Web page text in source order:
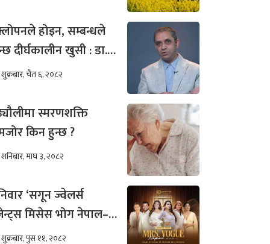
होइन, सम्बन्धले
दीर्घकालीन खुसी : डा.
अख्तर
शुक्रबार, चैत ६, २०८२
स्मरणशक्ति
किन हुन्छ ?
शनिबार, माघ ३, २०८२
‘सगून ज्वेलर्स
मिसेस भोग नेपाल–
अडिसन
शुक्रबार, पुस ११, २०८२